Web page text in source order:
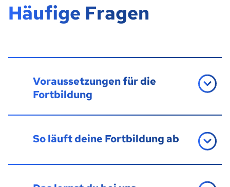
Häufige Fragen
Voraussetzungen für die
Fortbildung
So läuft deine Fortbildung ab